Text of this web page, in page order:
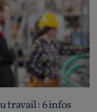
travail : 6 infos